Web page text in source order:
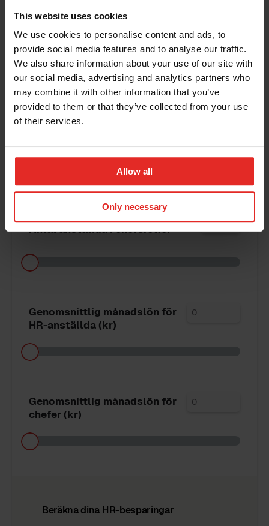
This website uses cookies
We use cookies to personalise content and ads, to
provide social media features and to analyse our traffic.
We also share information about your use of our site with
our social media, advertising and analytics partners who
may combine it with other information that you’ve
provided to them or that they’ve collected from your use
of their services.
Allow all
Only necessary
Antal anställda totalt
0
Genomsnittlig månadslön för
HR-anställda (kr)
Antal anställda i chefsroller
Genomsnittlig månadslön för
chefer (kr)
Beräkna dina HR-besparingar